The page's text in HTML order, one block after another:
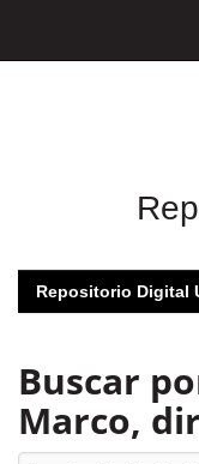
Repositorio Digital
Buscar
Marco,